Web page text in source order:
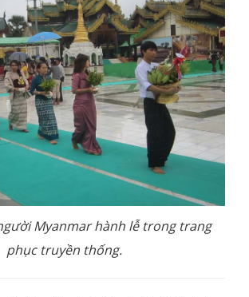
Myanmar hành lễ trong trang
phục truyền thống.